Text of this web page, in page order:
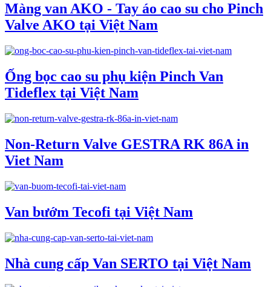
Màng van AKO - Tay áo cao su cho Pinch
Valve AKO tại Việt Nam
Ống bọc cao su phụ kiện Pinch Van
Tideflex tại Việt Nam
Non-Return Valve GESTRA RK 86A in
Viet Nam
Van bướm Tecofi tại Việt Nam
Nhà cung cấp Van SERTO tại Việt Nam